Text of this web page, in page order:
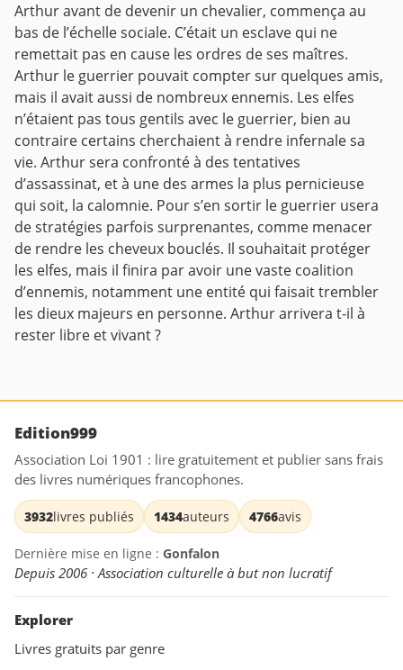
Arthur avant de devenir un chevalier, commença au
bas de l’échelle sociale. C’était un esclave qui ne
remettait pas en cause les ordres de ses maîtres.
Arthur le guerrier pouvait compter sur quelques amis,
mais il avait aussi de nombreux ennemis. Les elfes
n’étaient pas tous gentils avec le guerrier, bien au
contraire certains cherchaient à rendre infernale sa
vie. Arthur sera confronté à des tentatives
d’assassinat, et à une des armes la plus pernicieuse
qui soit, la calomnie. Pour s’en sortir le guerrier usera
de stratégies parfois surprenantes, comme menacer
de rendre les cheveux bouclés. Il souhaitait protéger
les elfes, mais il finira par avoir une vaste coalition
d’ennemis, notamment une entité qui faisait trembler
les dieux majeurs en personne. Arthur arrivera t-il à
rester libre et vivant ?
Edition999
Association Loi 1901 : lire gratuitement et publier sans frais
des livres numériques francophones.
3932livres publiés 1434auteurs 4766avis
Dernière mise en ligne : Gonfalon
Depuis 2006 · Association culturelle à but non lucratif
Explorer
Livres gratuits par genre